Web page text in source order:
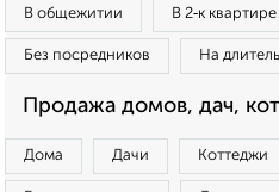
В общежитии В 2‑к квартире
Без посредников На
Продажа домов, дач,
Дома Дачи Коттеджи